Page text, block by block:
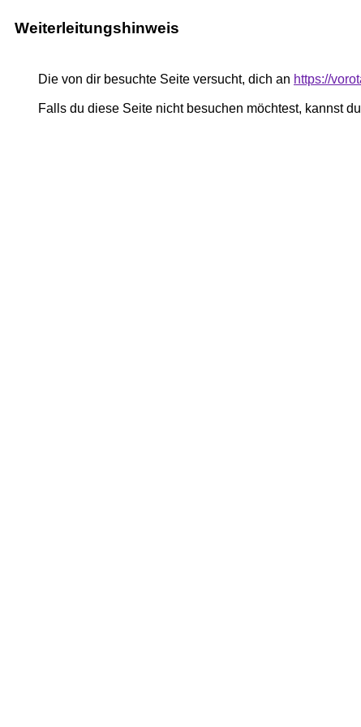
Weiterleitungshinweis
Die von dir besuchte Seite versucht, dich an https://
Falls du diese Seite nicht besuchen möchtest, kannst du